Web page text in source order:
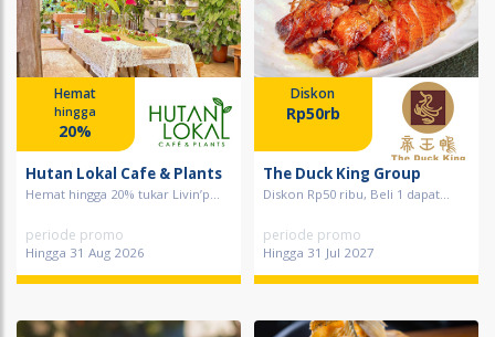
Hemat
hingga
20%
Hutan Lokal Cafe & Plants
Hemat hingga 20% tukar Livin’p...
periode promo
Hingga 31 Aug 2026
Diskon
Rp50rb
The Duck King Group
Diskon Rp50 ribu, Beli 1 dapat...
periode promo
Hingga 31 Jul 2027